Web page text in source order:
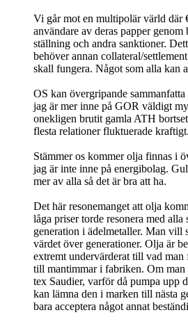
Vi går mot en multipolär värld där
användare av deras papper
ställning och andra sanktioner.
behöver annan collateral/
skall fungera. Något som alla kan
OS kan övergripande
jag är mer inne på GOR väldigt
onekligen brutit gamla ATH
flesta relationer fluktuerade kraftigt.
Stämmer os kommer olja finnas i
jag är inte inne på energibolag.
mer av alla så det är bra att ha.
Det här resonemanget att olja
låga priser torde resonera med alla
generation i ädelmetaller. Man vill
värdet över generationer. Olja är
extremt undervärderat till vad
till mantimmar i fabriken. Om man
tex Saudier, varför då pumpa upp
kan lämna den i marken till nästa
bara acceptera något annat